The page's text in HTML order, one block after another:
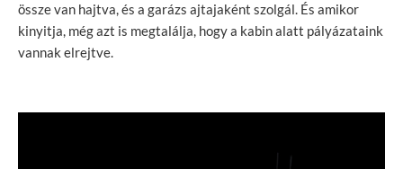
össze van hajtva, és a garázs ajtajaként szolgál. És amikor
kinyitja, még azt is megtalálja, hogy a kabin alatt pályázataink
vannak elrejtve.